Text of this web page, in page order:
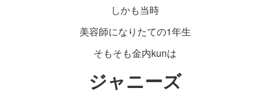
しかも当時
美容師になりたての1年生
そもそも金内kunは
ジャニーズ